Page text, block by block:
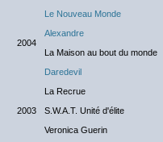
Le Nouveau Monde
2004
Alexandre
La Maison au bout du monde
2003
Daredevil
La Recrue
S.W.A.T. Unité d'élite
Veronica Guerin